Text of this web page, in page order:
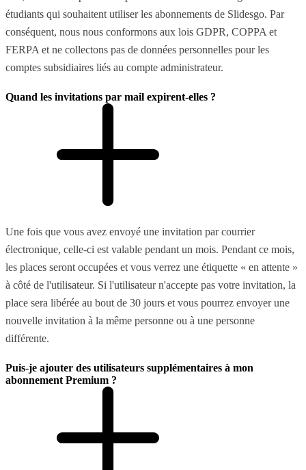
étudiants qui souhaitent utiliser les abonnements de Slidesgo. Par
conséquent, nous nous conformons aux lois GDPR, COPPA et
FERPA et ne collectons pas de données personnelles pour les
comptes subsidiaires liés au compte administrateur.
Quand les invitations par mail expirent-elles ?
Une fois que vous avez envoyé une invitation par courrier
électronique, celle-ci est valable pendant un mois. Pendant ce mois,
les places seront occupées et vous verrez une étiquette « en attente »
à côté de l'utilisateur. Si l'utilisateur n'accepte pas votre invitation, la
place sera libérée au bout de 30 jours et vous pourrez envoyer une
nouvelle invitation à la même personne ou à une personne
différente.
Puis-je ajouter des utilisateurs supplémentaires à mon
abonnement Premium ?